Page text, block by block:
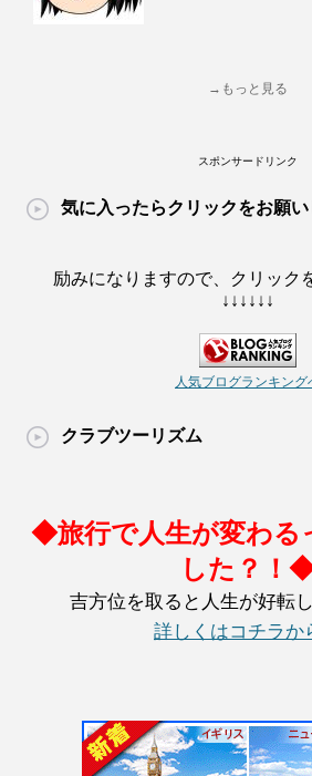
→もっと見る
スポンサードリンク
気に入ったらクリックをお願い
励みになりますので、クリック
↓↓↓↓↓↓
人気ブログランキング
クラブツーリズム
◆旅行で人生が変わる
した？！
吉方位を取ると人生が好転
詳しくはコチラか